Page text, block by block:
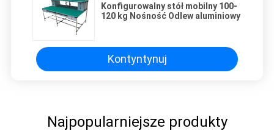
Konfigurowalny stół mobilny 100-
120 kg Nośność Odlew aluminiowy
Kontyntynuj
Najpopularniejsze produkty